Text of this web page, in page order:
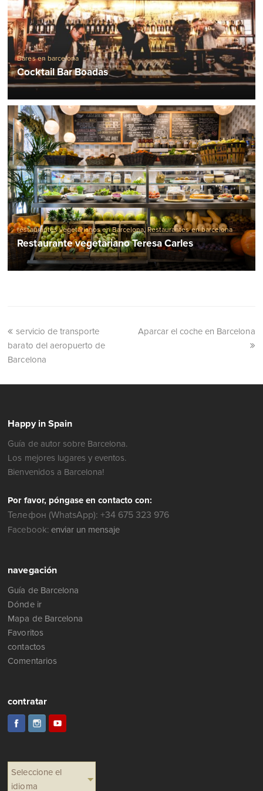
Bares en barcelona
Cocktail Bar Boadas
restaurantes vegetarianos en Barcelona,Restaurantes en barcelona
Restaurante vegetariano Teresa Carles
servicio de transporte
barato del aeropuerto de
Barcelona
Aparcar el coche en Barcelona
Happy in Spain
Guía de autor sobre Barcelona.
Los mejores lugares y eventos.
Bienvenidos a Barcelona!
Por favor, póngase en contacto con:
Телефон (WhatsApp): +34 675 323 976
Facebook: enviar un mensaje
navegación
Guía de Barcelona
Dónde ir
Mapa de Barcelona
Favoritos
contactos
Comentarios
contratar
Seleccione el
idioma